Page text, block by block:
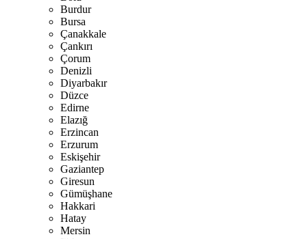
Burdur
Bursa
Çanakkale
Çankırı
Çorum
Denizli
Diyarbakır
Düzce
Edirne
Elazığ
Erzincan
Erzurum
Eskişehir
Gaziantep
Giresun
Gümüşhane
Hakkari
Hatay
Mersin